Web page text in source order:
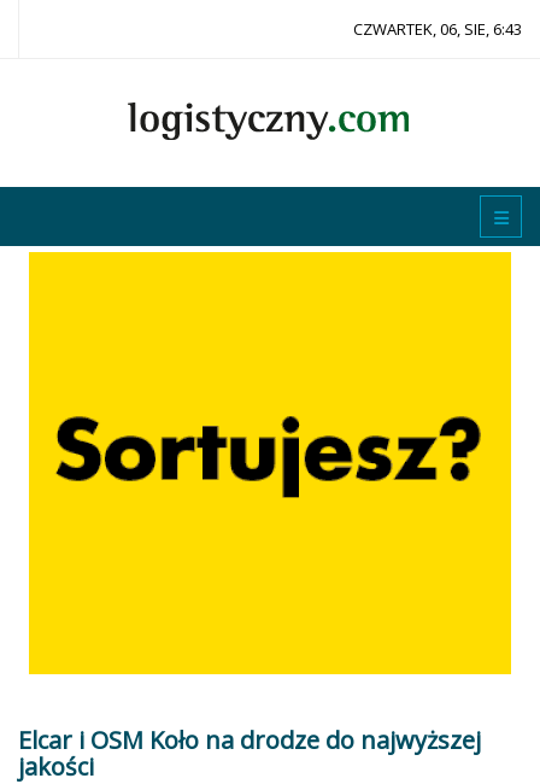
CZWARTEK, 06, SIE, 6:43
Elcar i OSM Koło na drodze do najwyższej
jakości